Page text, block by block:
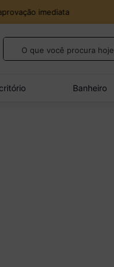
imediata
O que você procura hoje?
Banheiro